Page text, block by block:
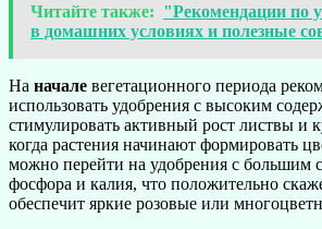
Читайте также: "Рекомендации по
в домашних условиях и полезные
На начале вегетационного периода
использовать удобрения с высоким
стимулировать активный рост листвы и
когда растения начинают формировать
можно перейти на удобрения с большим
фосфора и калия, что положительно
обеспечит яркие розовые или